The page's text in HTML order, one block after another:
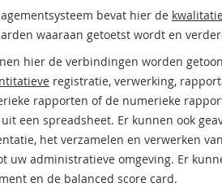
bevat hier de
waaraan getoetst wordt en
hier de verbindingen worden
registratie, verwerking,
rapporten of de numerieke
een spreadsheet. Er kunnen ook
het verzamelen en verwerken
uw administratieve omgeving. Er
en de balanced score card.